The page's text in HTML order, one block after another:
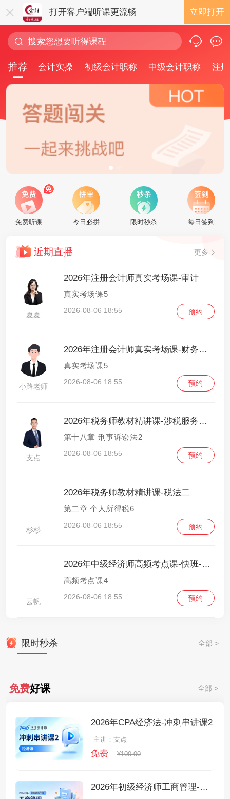
打开客户端听课更流畅 立即打开
推荐 会计实操 初级会计职称 中级会计职称 注
免费听课 今日必拼 限时秒杀 每日签到
近期直播 更多
夏夏
2026年注册会计师真实考场课-审计
真实考场课5
2026-08-06 18:55 预约
小路老师
2026年注册会计师真实考场课-财务管理
真实考场课5
2026-08-06 18:55 预约
支点
2026年税务师教材精讲课-涉税服务相关法律
第十八章 刑事诉讼法2
2026-08-06 18:55 预约
杉杉
2026年税务师教材精讲课-税法二
第二章 个人所得税6
2026-08-06 18:55 预约
云帆
2026年中级经济师高频考点课-快班-财政税收
高频考点课4
2026-08-06 18:55 预约
限时秒杀 全部 >
免费好课 全部 >
2026年CPA经济法-冲刺串讲课2
主讲：支点
免费 ¥100.00
2026年初级经济师工商管理-教材精讲课